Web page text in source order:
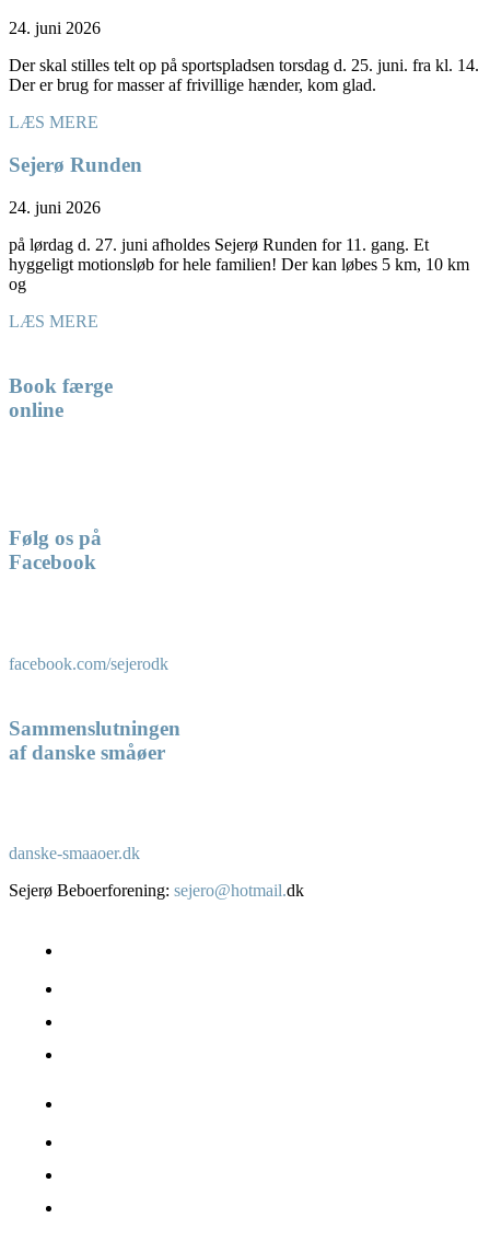
24. juni 2026
Der skal stilles telt op på sportspladsen torsdag d. 25. juni. fra kl. 14.
Der er brug for masser af frivillige hænder, kom glad.
LÆS MERE
Sejerø Runden
24. juni 2026
på lørdag d. 27. juni afholdes Sejerø Runden for 11. gang. Et
hyggeligt motionsløb for hele familien! Der kan løbes 5 km, 10 km
og
LÆS MERE
Book færge
online
Følg os på
Facebook
facebook.com/sejerodk
Sammenslutningen
af danske småøer
danske-smaaoer.dk
Sejerø Beboerforening: sejero@hotmail.dk